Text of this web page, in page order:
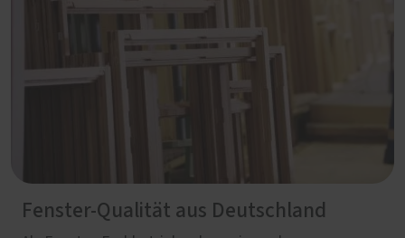
Fenster-Qualität aus Deutschland